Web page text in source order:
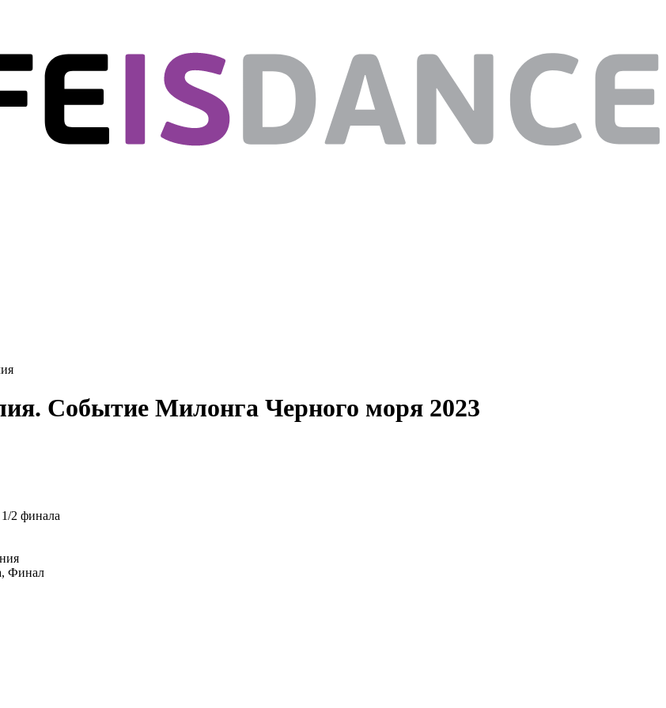
Событие Милонга Черного моря 2023
2 финала
Финал